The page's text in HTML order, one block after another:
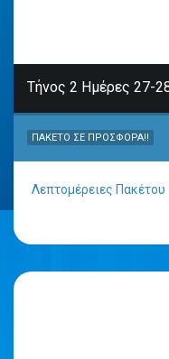
Τήνος 2 Ημέρες 27-
ΠΑΚΈΤΟ ΣΕ ΠΡΟΣΦΟΡΆ!!
Λεπτομέρειες Πακέτου